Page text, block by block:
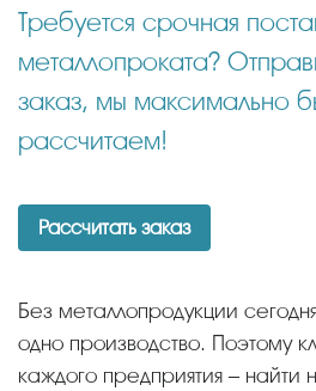
Требуется срочная поставка
металлопроката?
заказ, мы максимально
рассчитаем!
Рассчитать заказ
Без металлопродукции сегодня не обойдется ни
одно производство. Поэтому
каждого предприятия – найти